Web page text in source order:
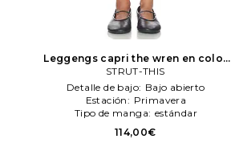
Leggengs capri the wren en color
negro, blanco STRUT-THIS
STRUT-THIS
Detalle de bajo: Bajo abierto
Estación: Primavera
Tipo de manga: estándar
114,00€